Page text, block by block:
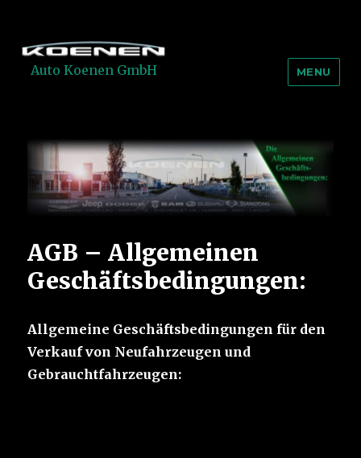
Auto Koenen GmbH MENU
AGB – Allgemeinen
Geschäftsbedingungen:
Allgemeine Geschäftsbedingungen für den
Verkauf von Neufahrzeugen und
Gebrauchtfahrzeugen: